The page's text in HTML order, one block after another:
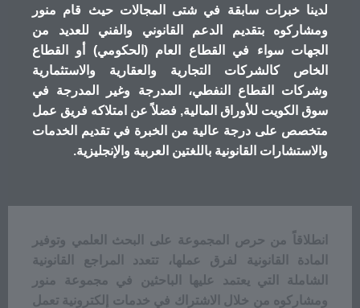
انطلاقاً من حرص المجموعة على البحث العلمي وتوفير
المادة القانونية لفرق عملها، تتعدد المراجع القانونية
الشاملة التي يعتمد عليها الباحثين في مجموعة منور
ومشاركوه من خلال الاشتراك في خدمات إلكترونية تعمل
لدينا خبرات سابقة في شتى المجالات حيث قام منور
ومشاركوه بتقديم الدعم القانوني والفني للعديد من
الجهات سواء في القطاع العام (الحكومي) أو القطاع
الخاص كالشركات التجارية والعقارية والاستثمارية
وشركات القطاع النفطي، المدرجة وغير المدرجة في
سوق الكويت للأوراق المالية, فضلاً عن امتلاكه فريق عمل
متخصص على درجة عالية من الخبرة في تقديم الخدمات
والاستشارات القانونية باللغتين العربية والإنجليزية.